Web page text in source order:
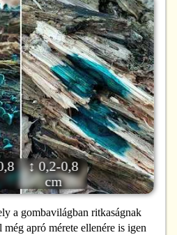
a gombavilágban ritkaságnak
még apró mérete ellenére is igen
↕ 0,2-0,8
cm